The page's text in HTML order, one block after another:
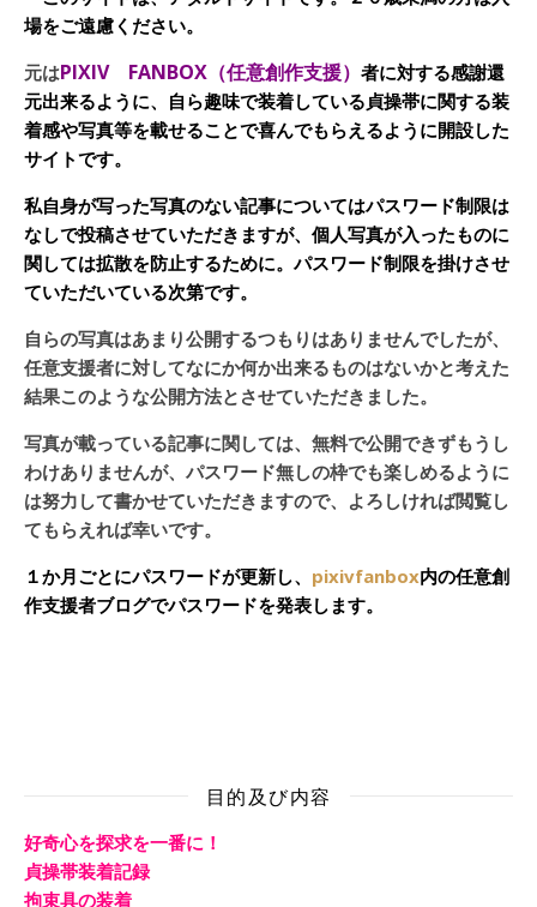
場をご遠慮ください。
元はPIXIV FANBOX（任意創作支援） 者に対する感謝還
元出来るように、自ら趣味で装着している貞操帯に関する装
着感や写真等を載せることで喜んでもらえるように開設した
サイトです。
私自身が写った写真のない記事についてはパスワード制限は
なしで投稿させていただきますが、個人写真が入ったものに
関しては拡散を防止するために。パスワード制限を掛けさせ
ていただいている次第です。
自らの写真はあまり公開するつもりはありませんでしたが、
任意支援者に対してなにか何か出来るものはないかと考えた
結果このような公開方法とさせていただきました。
写真が載っている記事に関しては、無料で公開できずもうし
わけありませんが、パスワード無しの枠でも楽しめるように
は努力して書かせていただきますので、よろしければ閲覧し
てもらえれば幸いです。
１か月ごとにパスワードが更新し、 pixivfanbox内の任意創
作支援者ブログでパスワードを発表します。
目的及び内容
好奇心を探求を一番に！
貞操帯装着記録
拘束具の装着